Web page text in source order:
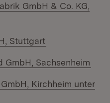
GmbH & Co. KG,
Stuttgart
GmbH, Sachsenheim
Kirchheim unter